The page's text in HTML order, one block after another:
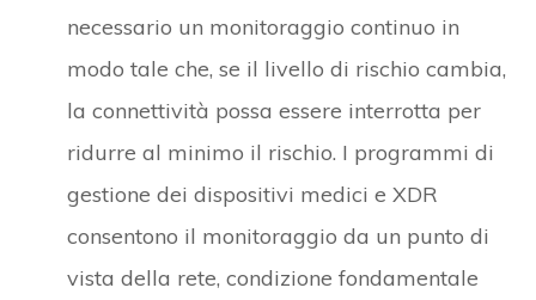
per rilevare e rispondere alle anomalie.
Crittografia dei dati –È essenziale la
crittografia dei dati in movimento e a riposo,
sia internamente sia esternamente, per
garantire la sicurezza delle applicazioni.